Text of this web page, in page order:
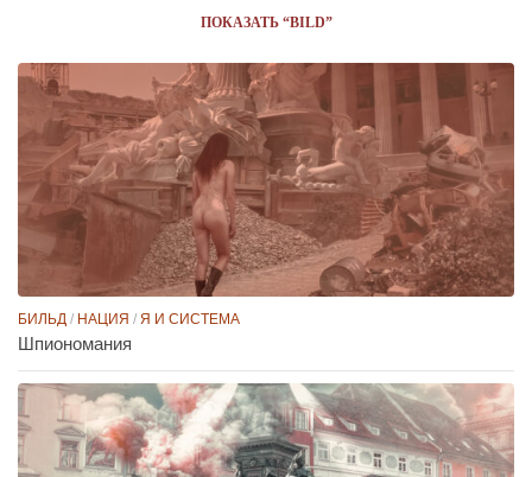
ПОКАЗАТЬ “BILD”
БИЛЬД / НАЦИЯ / Я И СИСТЕМА
Шпиономания